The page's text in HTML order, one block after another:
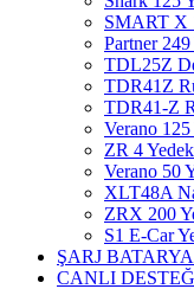
SMART X
Partner 249
TDL25Z
TDR41Z
TDR41-Z
Verano 125
ZR 4
Verano 50
XLT48A
ZRX 200
S1 E-Car
ŞARJ
CANLI